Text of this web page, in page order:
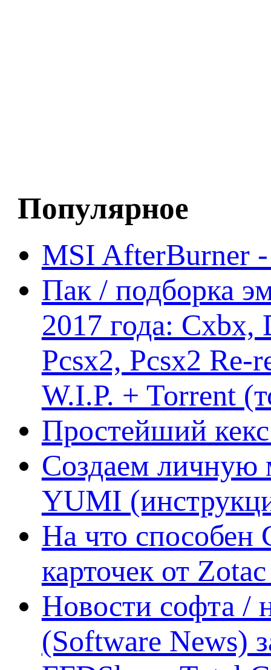
Популярное
MSI AfterBurner
Пак / подборка
2017 года:
Pcsx2, Pcsx2
W.I.P. + Torrent
Простейший кекс
Создаем личную
YUMI
На что способен
карточек от
Новости софта /
(Software News)